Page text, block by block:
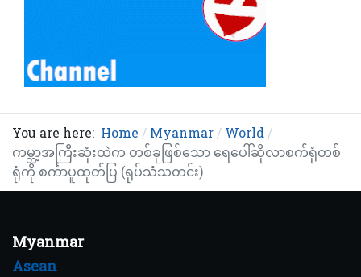
You are here: Home Myanmar
World
ကမ္ဘာ့အကြီးဆုံးထဲက တစ်ခုဖြစ်သော ရေပေါ်ဆိုလာစက်ရုံတစ်
ရုံကို စင်္ကာပူထုတ်ပြ (ရုပ်သံသတင်း)
Myanmar
Asean